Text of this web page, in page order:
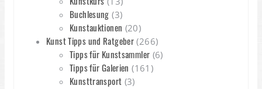
Buchlesung (3)
Kunstauktionen (20)
Kunst Tipps und Ratgeber (266)
Tipps für Kunstsammler (6)
Tipps für Galerien (161)
Kunsttransport (3)